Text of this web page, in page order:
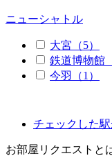
ニューシャトル
大宮（5）
鉄道博物館
今羽（1）
チェックした
お部屋リクエストと